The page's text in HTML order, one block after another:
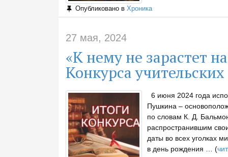
Опубликовано в Хроника
27 мая, 2024
«К нему не зарастет
Конкурса
6 июня 2024 года
Пушкина –
по словам К. Д.
распространившим
даты во всех уголках
в день рождения … (